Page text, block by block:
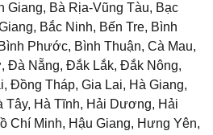
Giang, Bà Rịa-Vũng Tàu, Bạc
, Bắc Ninh, Bến Tre, Bình
Phước, Bình Thuận, Cà Mau,
Đà Nẵng, Đắk Lắk, Đắk Nông,
Đồng Tháp, Gia Lai, Hà Giang,
Tây, Hà Tĩnh, Hải Dương, Hải
Chí Minh, Hậu Giang, Hưng Yên,